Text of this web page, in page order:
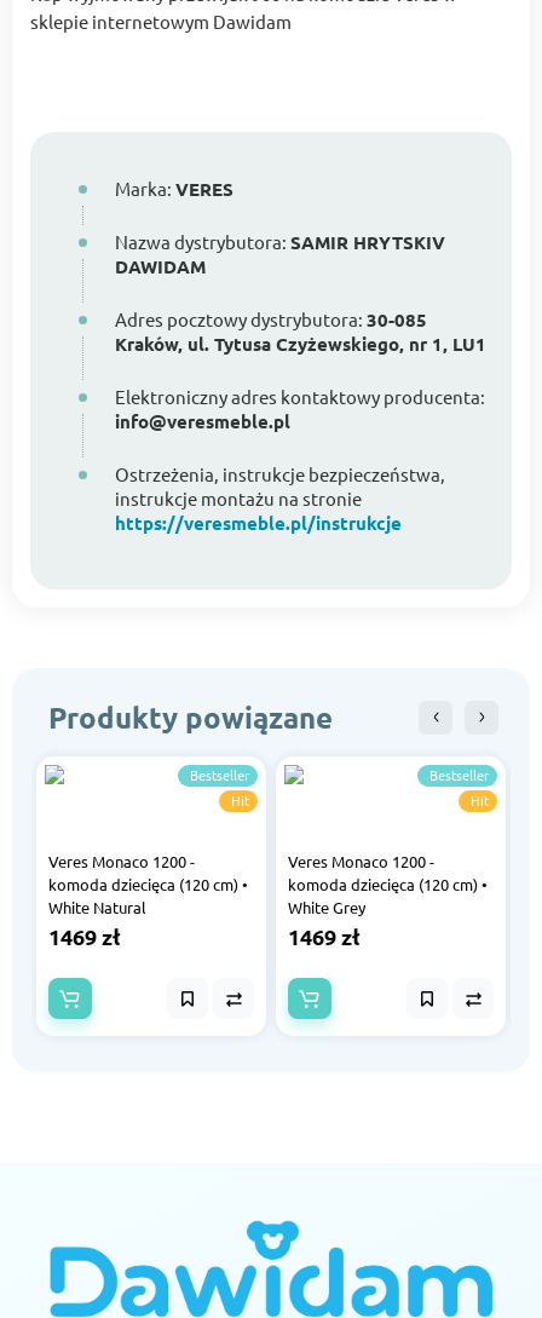
sklepie internetowym Dawidam
Marka: VERES
Nazwa dystrybutora: SAMIR HRYTSKIV
DAWIDAM
Adres pocztowy dystrybutora: 30-085
Kraków, ul. Tytusa Czyżewskiego, nr 1, LU1
Elektroniczny adres kontaktowy producenta:
info@veresmeble.pl
Ostrzeżenia, instrukcje bezpieczeństwa,
instrukcje montażu na stronie
https://veresmeble.pl/instrukcje
Produkty powiązane
Bestseller
Hit
Veres Monaco 1200 -
komoda dziecięca (120 cm) •
White Natural
1469 zł
Bestseller
Hit
Veres Monaco 1200 -
komoda dziecięca (120 cm) •
White Grey
1469 zł